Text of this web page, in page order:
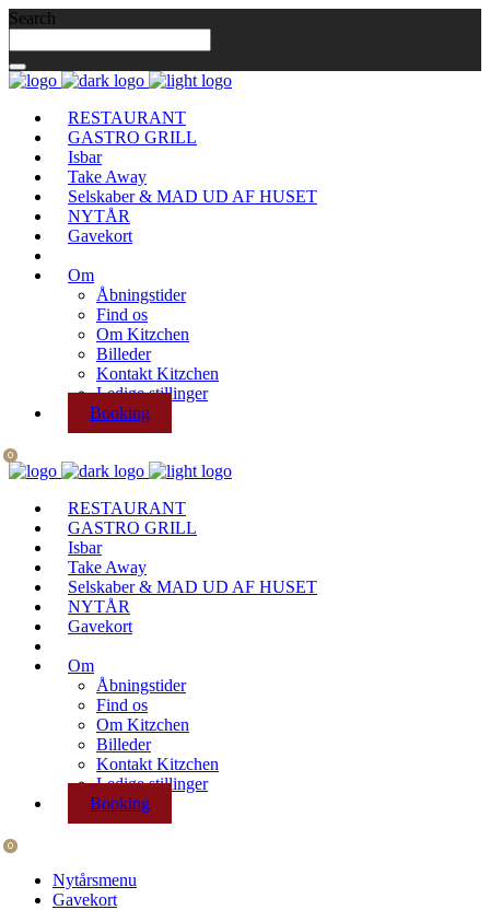
Search
RESTAURANT
GASTRO GRILL
Isbar
Take Away
Selskaber & MAD UD AF HUSET
NYTÅR
Gavekort
Om
Åbningstider
Find os
Om Kitzchen
Billeder
Kontakt Kitzchen
Ledige stillinger
Booking
0
RESTAURANT
GASTRO GRILL
Isbar
Take Away
Selskaber & MAD UD AF HUSET
NYTÅR
Gavekort
Om
Åbningstider
Find os
Om Kitzchen
Billeder
Kontakt Kitzchen
Ledige stillinger
Booking
0
Nytårsmenu
Gavekort